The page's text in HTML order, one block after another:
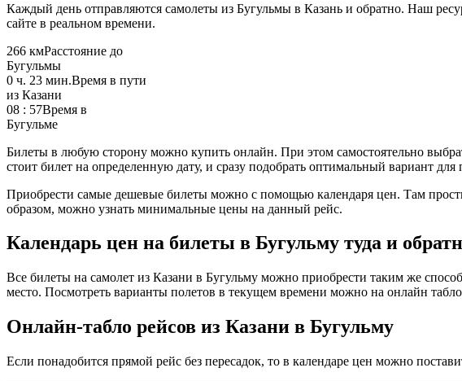
Каждый день отправляются самолеты из Бугульмы в Казань и обратно. Наш
сайте в реальном времени.
266 кмРасстояние до
Бугульмы
0 ч. 23 мин.Время в пути
из Казани
08 : 57Время в
Бугульме
Билеты в любую сторону можно купить онлайн. При этом самостоятельно
стоит билет на определенную дату, и сразу подобрать оптимальный вариант для
Приобрести самые дешевые билеты можно с помощью календаря цен. Там
образом, можно узнать минимальные цены на данный рейс.
Календарь цен на билеты в Бугульму туда и
Все билеты на самолет из Казани в Бугульму можно приобрести таким же
место. Посмотреть варианты полетов в текущем времени можно на онлайн
Онлайн-табло рейсов из Казани в Бугульму
Если понадобится прямой рейс без пересадок, то в календаре цен можно